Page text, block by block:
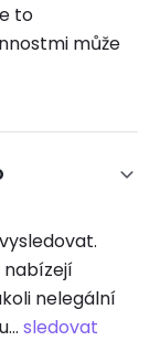
to
může
nelegální
sledovat